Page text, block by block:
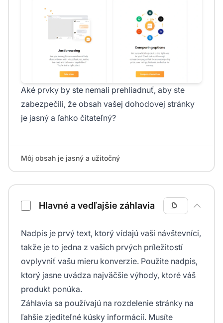
Aké prvky by ste nemali prehliadnuť, aby ste
zabezpečili, že obsah vašej dohodovej stránky
je jasný a ľahko čitateľný?
Môj obsah je jasný a užitočný
Hlavné a vedľajšie záhlavia
Nadpis je prvý text, ktorý vídajú vaši návštevníci,
takže je to jedna z vašich prvých príležitostí
ovplyvniť vašu mieru konverzie. Použite nadpis,
ktorý jasne uvádza najväčšie výhody, ktoré váš
produkt ponúka.
Záhlavia sa používajú na rozdelenie stránky na
ľahšie zjediteľné kúsky informácií. Musíte